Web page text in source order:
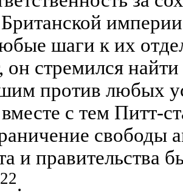
шаги к их
он стремился
против любых
с тем Питт-
свободы
и правительства
22.